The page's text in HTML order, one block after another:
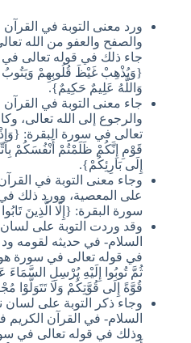
ورد معنى التوبة في القرآن
والصفح والعفو من الله
جاء ذلك في قوله تعالى في
{وَيُذْهِبْ غَيْظَ قُلُوبِهِمْ
وَاللَّهُ عَلِيمٌ حَكِيمٌ}.
جاء معنى التوبة في القرآن
والرجوع إلى الله تعالى،
تعالى في سورة البقرة:
قَوْمِ إِنَّكُمْ ظَلَمْتُمْ أَنْفُسَكُمْ
إِلَى بَارِئِكُمْ}.
وجاء معنى التوبة في
على المعصية، وورد ذلك
سورة البقرة: {إِلَّا الَّذِينَ
وقد وردت التوبة على لسان
السلام- في حديثه لقومه
في قوله تعالى في سورة
ثُمَّ تُوبُوا إِلَيْهِ يُرْسِلِ السَّمَاءَ
قُوَّةً إِلَى قُوَّتِكُمْ وَلَا تَتَوَلَّوْا
وجاء ذكر التوبة على لسان
السلام- في القرآن الكريم
وذلك في قوله تعالى في